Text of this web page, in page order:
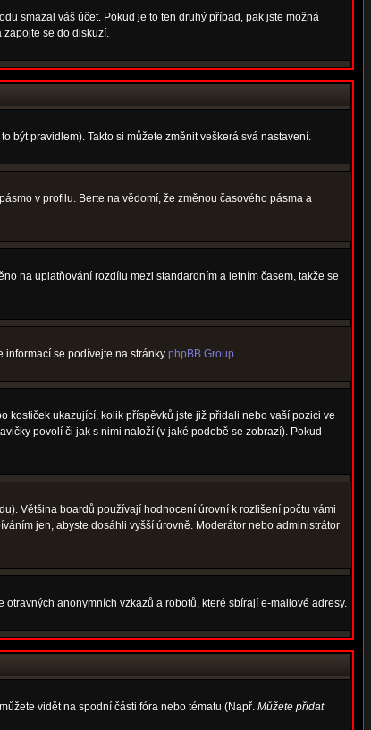
smazal váš účet. Pokud je to ten druhý případ, pak jste možná
zapojte se do diskuzí.
být pravidlem). Takto si můžete změnit veškerá svá nastavení.
v profilu. Berte na vědomí, že změnou časového pásma a
na uplatňování rozdílu mezi standardním a letním časem, takže se
informací se podívejte na stránky phpBB Group.
kostiček ukazující, kolik příspěvků jste již přidali nebo vaší pozici ve
povolí či jak s nimi naloží (v jaké podobě se zobrazí). Pokud
Většina boardů používají hodnocení úrovní k rozlišení počtu vámi
jen, abyste dosáhli vyšší úrovně. Moderátor nebo administrátor
anonymních vzkazů a robotů, které sbírají e-mailové adresy.
vidět na spodní části fóra nebo tématu (Např. Můžete přidat